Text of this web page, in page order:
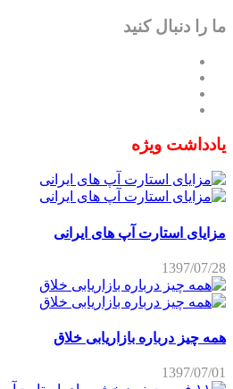
ما را دنبال کنید
یادداشت ویژه
مزایای استارت آپ های ایرانی
1397/07/28
همه چیز درباره بازاریابی خلاق
1397/07/01